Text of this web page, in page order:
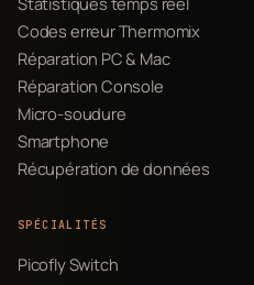
Codes erreur Thermomix
Réparation PC & Mac
Réparation Console
Micro-soudure
Smartphone
Récupération de données
SPÉCIALITÉS
Picofly Switch